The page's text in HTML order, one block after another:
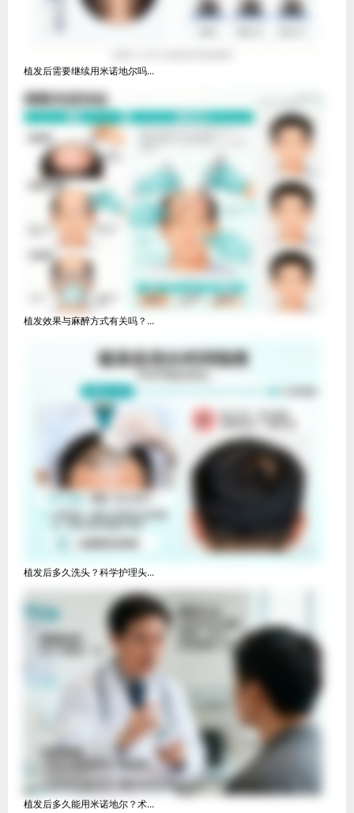
植发后需要继续用米诺地尔吗...
植发效果与麻醉方式有关吗？...
植发后多久洗头？科学护理头...
植发后多久能用米诺地尔？术...